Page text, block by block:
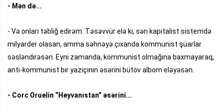
- Mən də...
- Və onları təbliğ edirəm. Təsəvvür elə ki, sən kapitalist sistemdə
milyarder olasan, amma səhnəyə çıxanda kommunist şüarlar
səsləndirəsən. Eyni zamanda, kommunist olmağına baxmayaraq,
anti-kommunist bir yazıçının əsərini bütöv albom eləyəsən.
- Corc Oruelin “Heyvanıstan” əsərini...